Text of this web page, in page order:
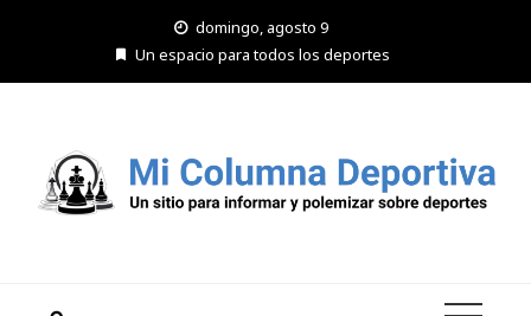
domingo, agosto 9
Un espacio para todos los deportes